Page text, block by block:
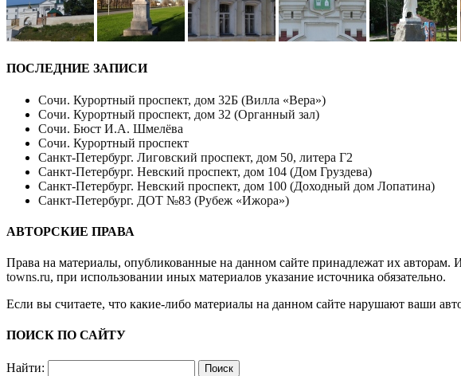
ПОСЛЕДНИЕ ЗАПИСИ
Сочи. Курортный проспект, дом 32Б (Вилла «Вера»)
Сочи. Курортный проспект, дом 32 (Органный зал)
Сочи. Бюст И.А. Шмелёва
Сочи. Курортный проспект
Санкт-Петербург. Лиговский проспект, дом 50, литера Г2
Санкт-Петербург. Невский проспект, дом 104 (Дом Груздева)
Санкт-Петербург. Невский проспект, дом 100 (Доходный дом Лопатина)
Санкт-Петербург. ДОТ №83 (Рубеж «Ижора»)
АВТОРСКИЕ ПРАВА
Права на материалы, опубликованные на данном сайте принадлежат их авторам.
towns.ru, при использовании иных материалов указание источника обязательно.
Если вы считаете, что какие-либо материалы на данном сайте нарушают ваши
ПОИСК ПО САЙТУ
Найти: